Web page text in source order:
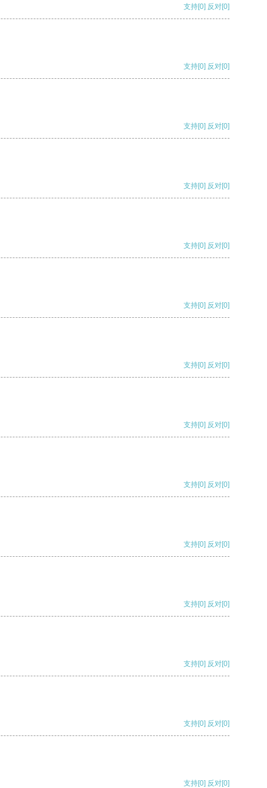
支持[0] 反对[0]
支持[0] 反对[0]
支持[0] 反对[0]
支持[0] 反对[0]
支持[0] 反对[0]
支持[0] 反对[0]
支持[0] 反对[0]
支持[0] 反对[0]
支持[0] 反对[0]
支持[0] 反对[0]
支持[0] 反对[0]
支持[0] 反对[0]
支持[0] 反对[0]
支持[0] 反对[0]